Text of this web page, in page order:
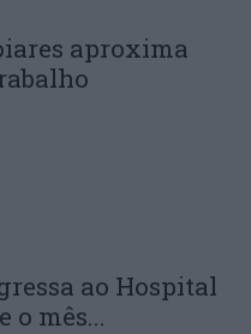
aproxima
ao Hospital
o mês...